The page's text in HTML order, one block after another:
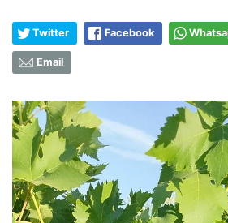
Twitter Facebook
Email